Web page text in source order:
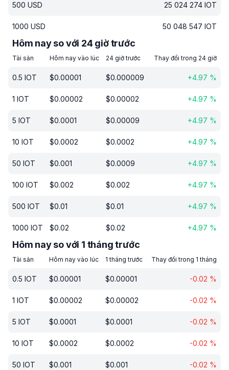
500 USD 25 024 274 IOT
1000 USD 50 048 547 IOT
Hôm nay so với 24 giờ trước
Tài sản Hôm nay vào lúc 24 giờ trước Thay đổi trong 24 giờ
0.5 IOT $0.00001 $0.000009 +4.97 %
1 IOT $0.00002 $0.00002 +4.97 %
5 IOT $0.0001 $0.00009 +4.97 %
10 IOT $0.0002 $0.0002 +4.97 %
50 IOT $0.001 $0.0009 +4.97 %
100 IOT $0.002 $0.002 +4.97 %
500 IOT $0.01 $0.01 +4.97 %
1000 IOT $0.02 $0.02 +4.97 %
Hôm nay so với 1 tháng trước
Tài sản Hôm nay vào lúc 1 tháng trước Thay đổi trong 1 tháng
0.5 IOT $0.00001 $0.00001 -0.02 %
1 IOT $0.00002 $0.00002 -0.02 %
5 IOT $0.0001 $0.0001 -0.02 %
10 IOT $0.0002 $0.0002 -0.02 %
50 IOT $0.001 $0.001 -0.02 %